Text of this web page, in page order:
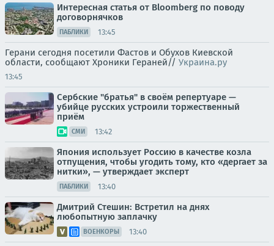
Интересная статья от Bloomberg по поводу
договорнячков
ПАБЛИКИ 13:45
Герани сегодня посетили Фастов и Обухов Киевской
области, сообщают Хроники Гераней// Украина.ру
13:45
Сербские "братья" в своём репертуаре —
убийце русских устроили торжественный
приём
СМИ 13:42
Япония использует Россию в качестве козла
отпущения, чтобы угодить тому, кто «дергает за
нитки», — утверждает эксперт
ПАБЛИКИ 13:40
Дмитрий Стешин: Встретил на днях
любопытную заплачку
ВОЕНКОРЫ 13:40